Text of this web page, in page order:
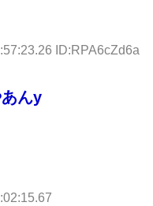
ID:RPA6cZd6a
んy